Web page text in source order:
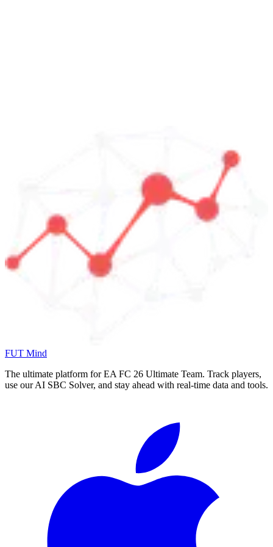
FUT Mind
The ultimate platform for EA FC 26 Ultimate Team. Track players,
use our AI SBC Solver, and stay ahead with real-time data and tools.